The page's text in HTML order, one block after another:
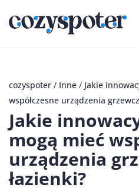
cozyspoter / Inne / Jakie
współczesne urządzenia
Jakie
mogą mieć
urządzenia
łazienki?